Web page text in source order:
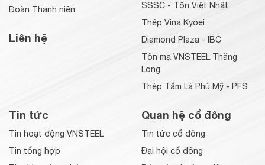
Đoàn Thanh niên
Liên hệ
SSSC - Tôn Việt Nhật
Thép Vina Kyoei
Diamond Plaza - IBC
Tôn mạ VNSTEEL Thăng
Long
Thép Tấm Lá Phú Mỹ - PFS
Tin tức
Tin hoạt động VNSTEEL
Tin tổng hợp
Quan hệ cổ đông
Tin tức cổ đông
Đại hội cổ đông